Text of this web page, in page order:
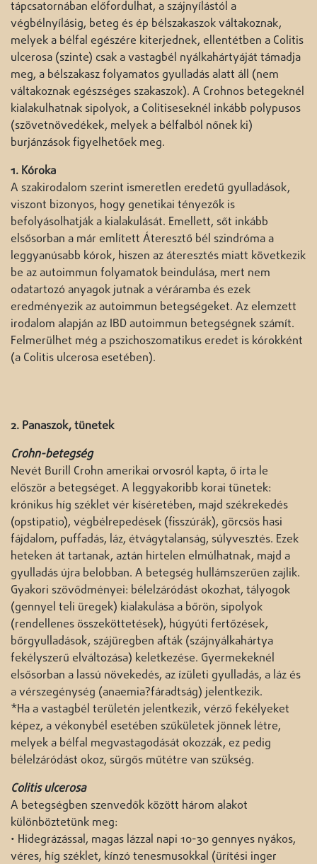
tápcsatornában előfordulhat, a szájnyílástól a
végbélnyílásig, beteg és ép bélszakaszok váltakoznak,
melyek a bélfal egészére kiterjednek, ellentétben a Colitis
ulcerosa (szinte) csak a vastagbél nyálkahártyáját támadja
meg, a bélszakasz folyamatos gyulladás alatt áll (nem
váltakoznak egészséges szakaszok). A Crohnos betegeknél
kialakulhatnak sipolyok, a Colitiseseknél inkább polypusos
(szövetnövedékek, melyek a bélfalból nőnek ki)
burjánzások figyelhetőek meg.
1. Kóroka
A szakirodalom szerint ismeretlen eredetű gyulladások,
viszont bizonyos, hogy genetikai tényezők is
befolyásolhatják a kialakulását. Emellett, sőt inkább
elsősorban a már említett Áteresztő bél szindróma a
leggyanúsabb kórok, hiszen az áteresztés miatt következik
be az autoimmun folyamatok beindulása, mert nem
odatartozó anyagok jutnak a véráramba és ezek
eredményezik az autoimmun betegségeket. Az elemzett
irodalom alapján az IBD autoimmun betegségnek számít.
Felmerülhet még a pszichoszomatikus eredet is kórokként
(a Colitis ulcerosa esetében).
2. Panaszok, tünetek
Crohn-betegség
Nevét Burill Crohn amerikai orvosról kapta, ő írta le
először a betegséget. A leggyakoribb korai tünetek:
krónikus híg széklet vér kíséretében, majd székrekedés
(opstipatio), végbélrepedések (fisszúrák), görcsös hasi
fájdalom, puffadás, láz, étvágytalanság, súlyvesztés. Ezek
heteken át tartanak, aztán hirtelen elmúlhatnak, majd a
gyulladás újra belobban. A betegség hullámszerűen zajlik.
Gyakori szövődményei: bélelzáródást okozhat, tályogok
(gennyel teli üregek) kialakulása a bőrön, sipolyok
(rendellenes összeköttetések), húgyúti fertőzések,
bőrgyulladások, szájüregben afták (szájnyálkahártya
fekélyszerű elváltozása) keletkezése. Gyermekeknél
elsősorban a lassú növekedés, az ízületi gyulladás, a láz és
a vérszegénység (anaemia?fáradtság) jelentkezik.
*Ha a vastagbél területén jelentkezik, vérző fekélyeket
képez, a vékonybél esetében szűkületek jönnek létre,
melyek a bélfal megvastagodását okozzák, ez pedig
bélelzáródást okoz, sürgős műtétre van szükség.
Colitis ulcerosa
A betegségben szenvedők között három alakot
különböztetünk meg:
• Hidegrázással, magas lázzal napi 10-30 gennyes nyákos,
véres, híg széklet, kínzó tenesmusokkal (ürítési inger